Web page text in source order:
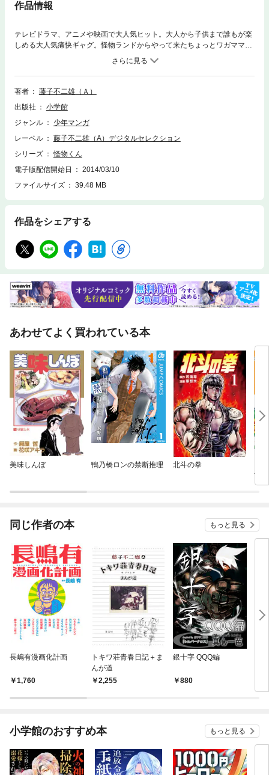
作品情報
テレビドラマ、アニメや映画で大人気ヒット。大人から子供まで誰もが楽
しめる大人気痛快ギャグ。怪物ランドからやって来たちょっとワガママな
王子・怪物太郎。ヒロシ姉弟の住むアパートの住人となり、家来のドラキ
ュラ・オオカミ男、フランケンと共に人間界で大暴れ！待望の第10巻！！
著者
藤子不二雄（Ａ）
出版社
小学館
ジャンル
少年マンガ
レーベル
藤子不二雄（A）デジタルセレクション
シリーズ
怪物くん
電子版配信開始日
2014/03/10
ファイルサイズ
39.48 MB
作品をシェアする
あわせてよく買われている本
美味しんぼ 鴨乃橋ロンの禁断推理 北斗の拳
前
同じ作者の本 もっと見る
長嶋有漫画化計画
1,760
トキワ荘青春日記＋ま
んが道
2,255
銀十字 QQQ編
880
小学館のおすすめ本 もっと見る